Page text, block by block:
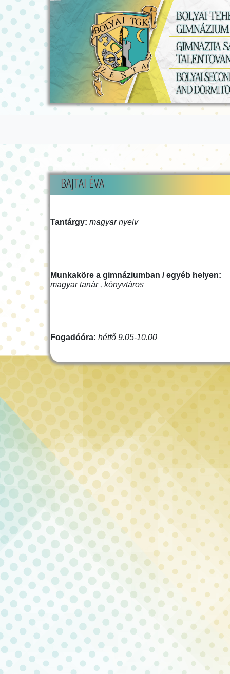
BAJTAI ÉVA
Tantárgy: magyar nyelv
Munkaköre a gimnáziumban / egyéb helyen:
magyar tanár , könyvtáros
Fogadóóra: hétfő 9.05-10.00